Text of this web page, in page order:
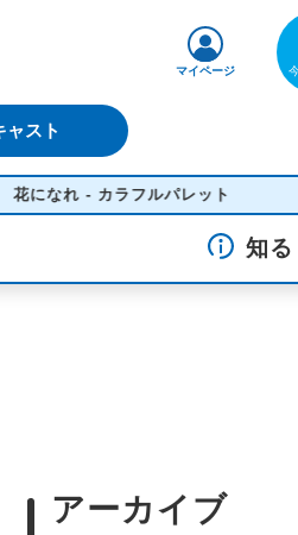
ャスト
マイページ
れ - カラフルパレット
知る
アーカイブ